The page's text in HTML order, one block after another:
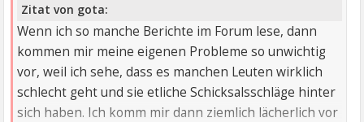
Zitat von gota:
Wenn ich so manche Berichte im Forum lese, dann
kommen mir meine eigenen Probleme so unwichtig
vor, weil ich sehe, dass es manchen Leuten wirklich
schlecht geht und sie etliche Schicksalsschläge hinter
sich haben. Ich komm mir dann ziemlich lächerlich vor